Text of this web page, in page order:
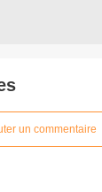
un commentaire